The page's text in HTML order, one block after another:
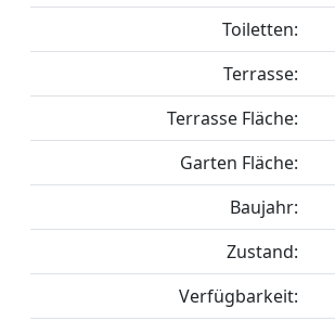
Toiletten:
Terrasse:
Terrasse Fläche:
Garten Fläche:
Baujahr:
Zustand:
Verfügbarkeit: